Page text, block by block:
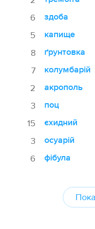
6
здоба
5
капище
8
ґрунтовка
7
колумбарій
2
акрополь
3
поц
15
єхидний
3
осуарій
6
фібула